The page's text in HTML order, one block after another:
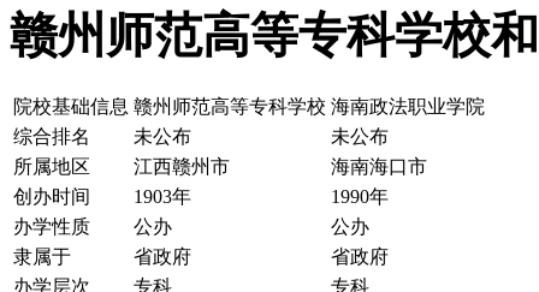
赣州师范高等专科学校
院校基础信息 赣州师范高等专科学校 海南政法职业学院
综合排名
未公布
未公布
所属地区
江西赣州市
海南海口市
创办时间
1903年
1990年
办学性质
公办
公办
隶属于
省政府
省政府
办学层次
专科 专科